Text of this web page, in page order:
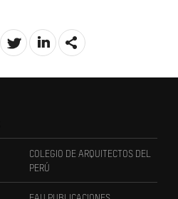
COLEGIO DE ARQUITECTOS DEL
PERÚ